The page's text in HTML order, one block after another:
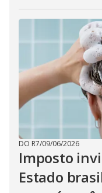
DO R7/09/06/2026
Imposto
Estado